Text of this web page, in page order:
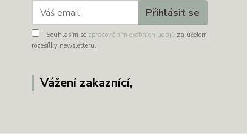
Přihlásit se
Souhlasím se zpracováním osobních údajů za účelem
rozesílky newsletteru.
Vážení zakaznící,